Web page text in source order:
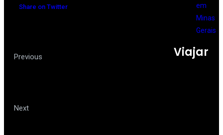
Share on Twitter
Previous
Next
em
Minas
Gerais
Viajar